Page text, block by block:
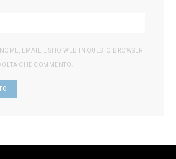
EMAIL E SITO WEB IN QUESTO BROWSER
CHE COMMENTO.